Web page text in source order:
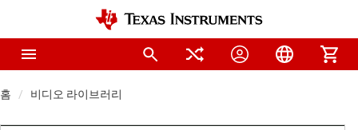
홈 비디오 라이브러리